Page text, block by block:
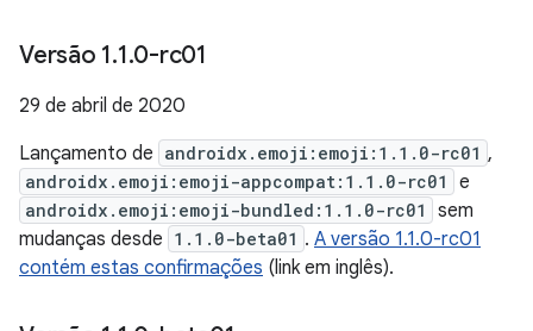
Versão 1.1.0-rc01
29 de abril de 2020
Lançamento de androidx.emoji:emoji:1.1.0-rc01 ,
androidx.emoji:emoji-appcompat:1.1.0-rc01 e
androidx.emoji:emoji-bundled:1.1.0-rc01
sem
mudanças desde 1.1.0-beta01 . A versão 1.1.0-rc01
contém estas confirmações (link em inglês).